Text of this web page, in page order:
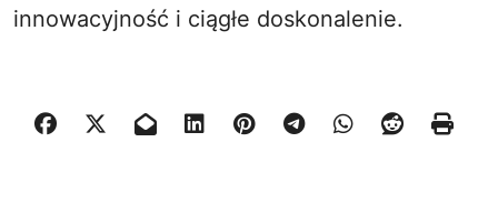
innowacyjność i ciągłe doskonalenie.